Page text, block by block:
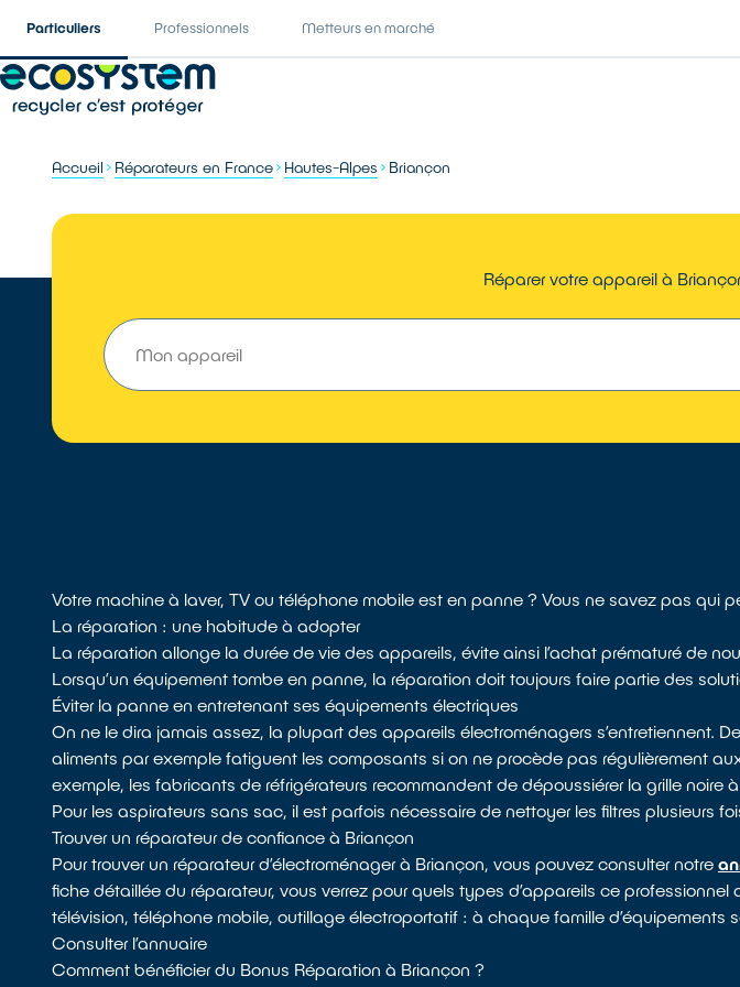
Particuliers Professionnels Metteurs en marché
Accueil Réparateurs en France Hautes-Alpes Briançon
Réparer votre appareil à
Votre machine à laver, TV ou téléphone mobile est en panne ? Vous ne savez pas qui
La réparation : une habitude à adopter
La réparation allonge la durée de vie des appareils, évite ainsi l’achat prématuré de
Lorsqu’un équipement tombe en panne, la réparation doit toujours faire partie des
Éviter la panne en entretenant ses équipements électriques
On ne le dira jamais assez, la plupart des appareils électroménagers s’entretiennent.
aliments par exemple fatiguent les composants si on ne procède pas régulièrement
exemple, les fabricants de réfrigérateurs recommandent de dépoussiérer la grille noire à
Pour les aspirateurs sans sac, il est parfois nécessaire de nettoyer les filtres plusieurs
Trouver un réparateur de confiance à Briançon
Pour trouver un réparateur d’électroménager à Briançon, vous pouvez consulter notre
fiche détaillée du réparateur, vous verrez pour quels types d’appareils ce
télévision, téléphone mobile, outillage électroportatif : à chaque famille d’équipements
Consulter l’annuaire
Comment bénéficier du Bonus Réparation à Briançon ?